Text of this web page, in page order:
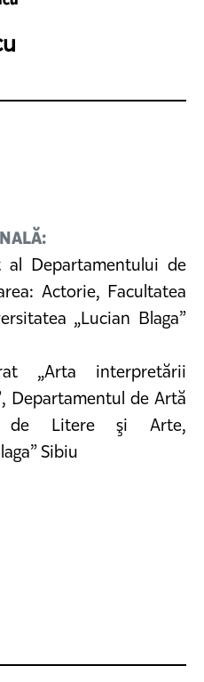
Departamentului de
Actorie, Facultatea
„Lucian Blaga”
„Arta interpretării
Departamentul de Artă
de Litere şi Arte,
Sibiu